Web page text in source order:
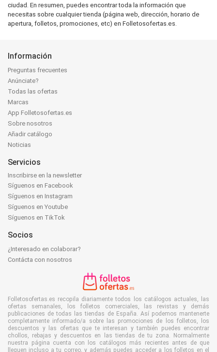
ciudad. En resumen, puedes encontrar toda la información que
necesitas sobre cualquier tienda (página web, dirección, horario de
apertura, folletos, promociones, etc) en Folletosofertas.es.
Información
Preguntas frecuentes
Anúnciate?
Todas las ofertas
Marcas
App Folletosofertas.es
Sobre nosotros
Añadir catálogo
Noticias
Servicios
Inscribirse en la newsletter
Síguenos en Facebook
Síguenos en Instagram
Síguenos en Youtube
Síguenos en TikTok
Socios
¿Interesado en colaborar?
Contácta con nosotros
Folletosofertas.es recopila diariamente todos los catálogos actuales, las
ofertas semanales, los folletos comerciales, las revistas y demás
publicaciones de todas las tiendas de España. Así podemos mantenerte
completamente informado/a sobre las promociones de los folletos, los
descuentos y las ofertas que te interesan y también puedes encontrar
chollos, rebajas y descuentos en las tiendas de tu zona. Normalmente
nuestra página cuenta con los catálogos más recientes antes de que
lleguen incluso a tu correo, y además puedes acceder a los folletos en el